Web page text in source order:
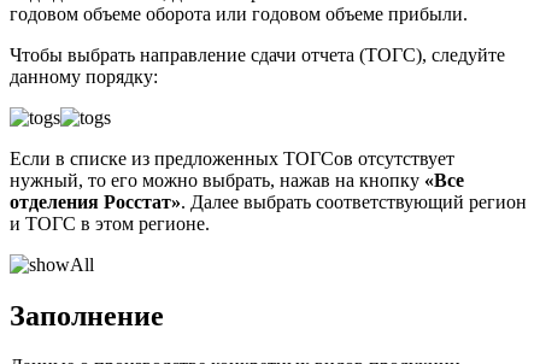
годовом объеме оборота или годовом объеме прибыли.
Чтобы выбрать направление сдачи отчета (ТОГС), следуйте
данному порядку:
Если в списке из предложенных ТОГСов отсутствует
нужный, то его можно выбрать, нажав на кнопку «Все
отделения Росстат». Далее выбрать соответствующий регион
и ТОГС в этом регионе.
Заполнение